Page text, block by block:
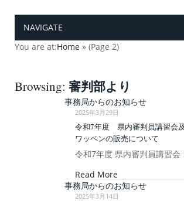
NAVIGATE
You are at:Home » (Page 2)
Browsing: 審判部より
事務局からのお知らせ
2025年3月29日
令和7年度 県内審判員講習会
ワッペンの販売について
令和7年度 県内審判員講習
Read More
事務局からのお知らせ
2025年3月14日